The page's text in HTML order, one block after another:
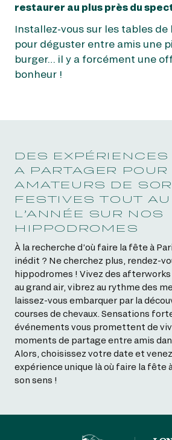
restaurer au plus près du
Installez-vous sur les tables de
pour déguster entre amis une
burger… il y a forcément une
bonheur !
DES
A PARTAGER POUR
AMATEURS DE
FESTIVES TOUT
L’ANNÉE SUR NOS
HIPPODROMES
À la recherche d’où faire la fête à
inédit ? Ne cherchez plus, rendez-
hippodromes ! Vivez des
au grand air, vibrez au rythme des
laissez-vous embarquer par la
courses de chevaux. Sensations
événements vous promettent de
moments de partage entre amis
Alors, choisissez votre date et
expérience unique là où faire la fête
son sens !